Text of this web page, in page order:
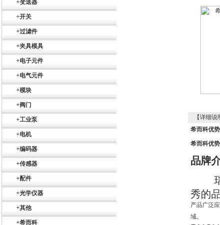
+变送器
+开关
+过滤件
+夹具模具
+电子元件
+电气元件
+模块
+阀门
+工业泵
+电机
+编码器
+传感器
+配件
+光学仪器
+其他
+希而科
SR+KH-AFB AF24-
【详细说
希而科优
希而科优
品牌
秀的
产品广泛
域。